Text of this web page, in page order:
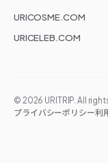
URICOSME.COM
URICELEB.COM
© 2026 URITRIP. All
プライバシーポリシー利